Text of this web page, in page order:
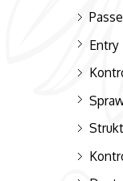
Entry